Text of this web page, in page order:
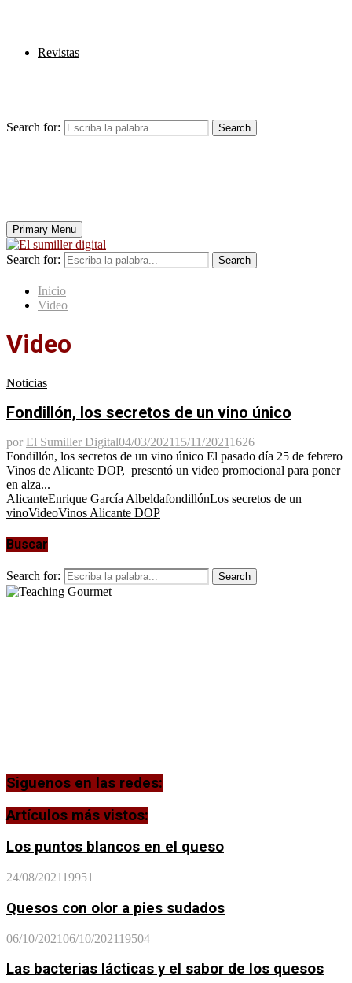
Revistas
Search for: Search
Primary Menu
Search for: Search
Inicio
Video
Video
Noticias
Fondillón, los secretos de un vino único
por El Sumiller Digital04/03/202115/11/20211626
Fondillón, los secretos de un vino único El pasado día 25 de febrero
Vinos de Alicante DOP, presentó un video promocional para poner
en alza...
AlicanteEnrique García AlbeldafondillónLos secretos de un
vinoVideoVinos Alicante DOP
Buscar
Search for: Search
Siguenos en las redes:
Artículos más vistos:
Los puntos blancos en el queso
24/08/202119951
Quesos con olor a pies sudados
06/10/202106/10/202119504
Las bacterias lácticas y el sabor de los quesos